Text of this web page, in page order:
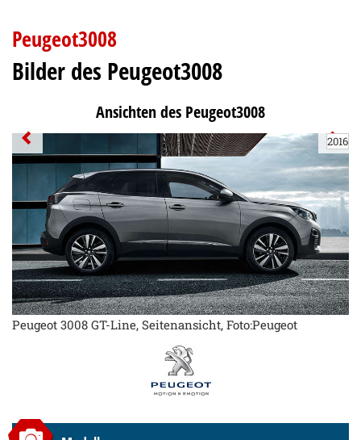
Peugeot3008
Bilder des Peugeot3008
Ansichten des Peugeot3008
2016
Peugeot 3008 GT-Line, Seitenansicht, Foto:Peugeot